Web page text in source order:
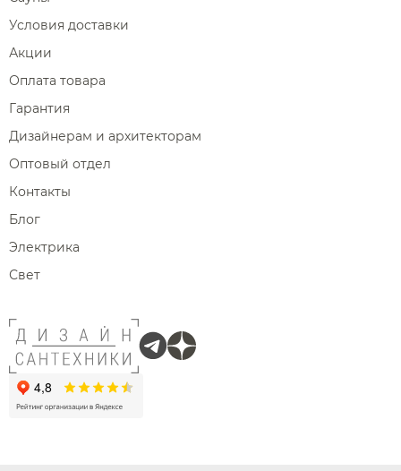
Условия доставки
Акции
Оплата товара
Гарантия
Дизайнерам и архитекторам
Оптовый отдел
Контакты
Блог
Электрика
Свет